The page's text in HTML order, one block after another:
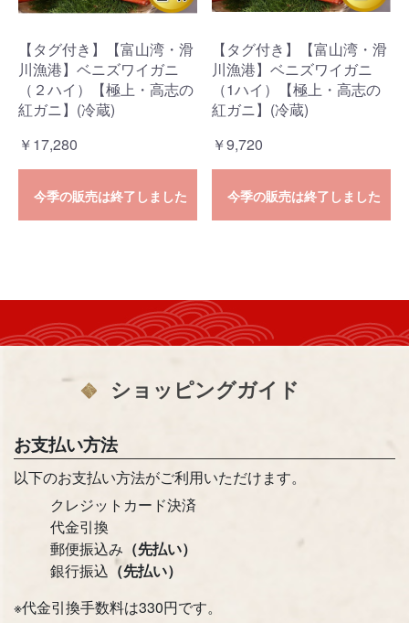
【タグ付き】【富山湾・滑
川漁港】ベニズワイガニ
（２ハイ）【極上・高志の
紅ガニ】(冷蔵)
￥17,280
今季の販売は終了しました
【タグ付き】【富山湾・滑
川漁港】ベニズワイガニ
（1ハイ）【極上・高志の
紅ガニ】(冷蔵)
￥9,720
今季の販売は終了しました
ショッピングガイド
お支払い方法
以下のお支払い方法がご利用いただけます。
クレジットカード決済
代金引換
郵便振込み （先払い）
銀行振込 （先払い）
※代金引換手数料は330円です。